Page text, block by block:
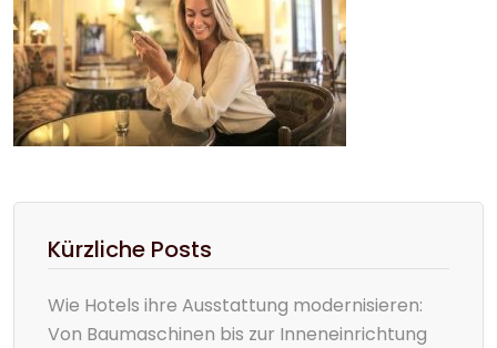
Kürzliche Posts
Wie Hotels ihre Ausstattung modernisieren:
Von Baumaschinen bis zur Inneneinrichtung